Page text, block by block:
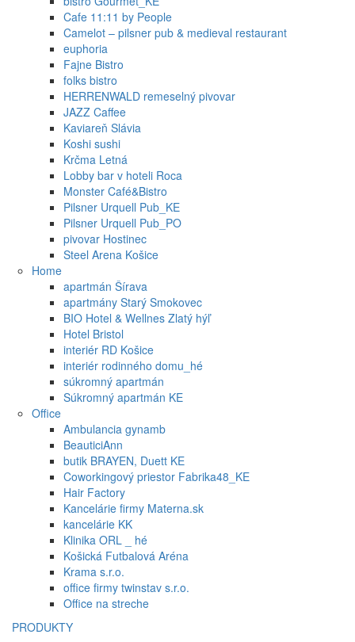
Cafe 11:11 by People
Camelot – pilsner pub & medieval restaurant
euphoria
Fajne Bistro
folks bistro
HERRENWALD remeselný pivovar
JAZZ Caffee
Kaviareň Slávia
Koshi sushi
Krčma Letná
Lobby bar v hoteli Roca
Monster Café&Bistro
Pilsner Urquell Pub_KE
Pilsner Urquell Pub_PO
pivovar Hostinec
Steel Arena Košice
Home
apartmán Šírava
apartmány Starý Smokovec
BIO Hotel & Wellnes Zlatý hýľ
Hotel Bristol
interiér RD Košice
interiér rodinného domu_hé
súkromný apartmán
Súkromný apartmán KE
Office
Ambulancia gynamb
BeauticiAnn
butik BRAYEN, Duett KE
Coworkingový priestor Fabrika48_KE
Hair Factory
Kancelárie firmy Materna.sk
kancelárie KK
Klinika ORL _ hé
Košická Futbalová Aréna
Krama s.r.o.
office firmy twinstav s.r.o.
Office na streche
PRODUKTY